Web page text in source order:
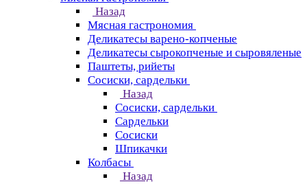
Назад
Мясная гастрономия
Деликатесы варено-копченые
Деликатесы сырокопченые и сыровяленые
Паштеты, рийеты
Сосиски, сардельки
Назад
Сосиски, сардельки
Сардельки
Сосиски
Шпикачки
Колбасы
Назад